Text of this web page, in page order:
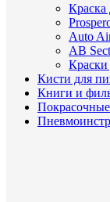
Краска
Auto
AB
Краски
Кисти для
Книги и